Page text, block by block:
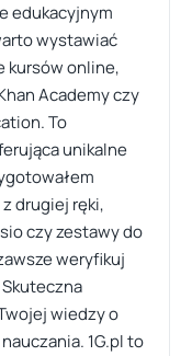
edukacyjnym
wystawiać
kursów online,
Academy czy
To
unikalne
drugiej ręki,
czy zestawy do
weryfikuj
wiedzy o
1G.pl to